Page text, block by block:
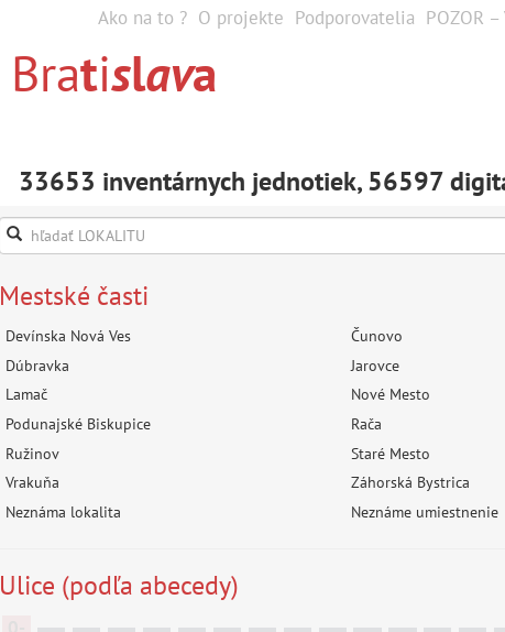
Ako na to ? O projekte Podporovatelia POZOR –
Bratislava
33653 inventárnych jednotiek, 56597
Mestské časti
Devínska Nová Ves Čunovo
Dúbravka
Jarovce
Lamač
Nové Mesto
Podunajské Biskupice
Rača
Ružinov
Staré Mesto
Vrakuňa
Záhorská Bystrica
Neznáma lokalita
Neznáme umiestnenie
Ulice (podľa abecedy)